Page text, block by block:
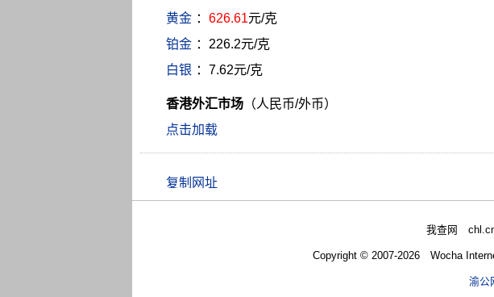
黄金 ： 626.61元/克
铂金 ：226.2元/克
白银 ：7.62元/克
香港外汇市场 （人民币/外币）
点击加载
我查网
Copyright © 2007-2026 Wocha
渝公